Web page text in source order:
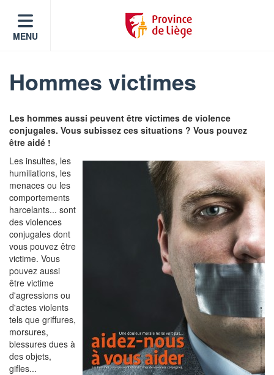
MENU
Hommes victimes
Les hommes aussi peuvent être victimes de violence
conjugales. Vous subissez ces situations ? Vous pouvez
être aidé !
Les insultes, les
humiliations, les
menaces ou les
comportements
harcelants... sont
des violences
conjugales dont
vous pouvez être
victime. Vous
pouvez aussi
être victime
d'agressions ou
d'actes violents
tels que griffures,
morsures,
blessures dues à
des objets,
gifles...